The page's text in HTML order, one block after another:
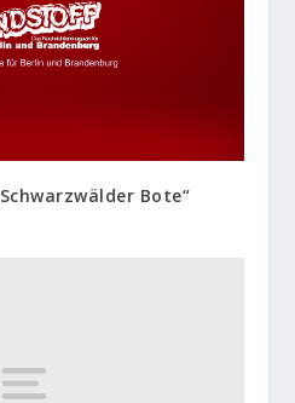
Bote“